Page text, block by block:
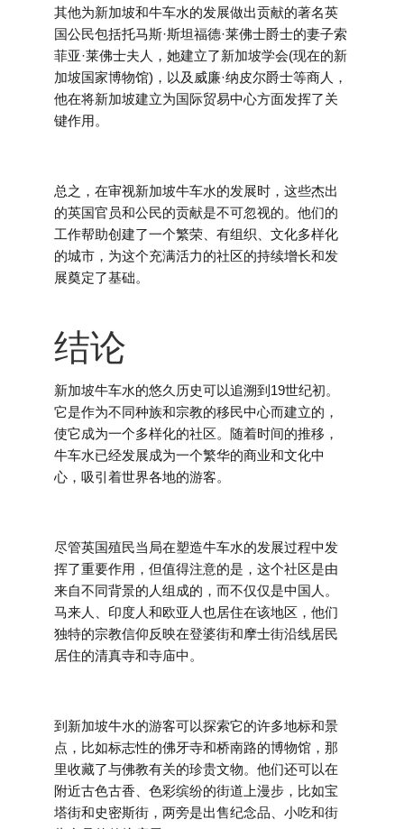
其他为新加坡和牛车水的发展做出贡献的著名英
国公民包括托马斯·斯坦福德·莱佛士爵士的妻子索
菲亚·莱佛士夫人，她建立了新加坡学会(现在的新
加坡国家博物馆)，以及威廉·纳皮尔爵士等商人，
他在将新加坡建立为国际贸易中心方面发挥了关
键作用。
总之，在审视新加坡牛车水的发展时，这些杰出
的英国官员和公民的贡献是不可忽视的。他们的
工作帮助创建了一个繁荣、有组织、文化多样化
的城市，为这个充满活力的社区的持续增长和发
展奠定了基础。
结论
新加坡牛车水的悠久历史可以追溯到19世纪初。
它是作为不同种族和宗教的移民中心而建立的，
使它成为一个多样化的社区。随着时间的推移，
牛车水已经发展成为一个繁华的商业和文化中
心，吸引着世界各地的游客。
尽管英国殖民当局在塑造牛车水的发展过程中发
挥了重要作用，但值得注意的是，这个社区是由
来自不同背景的人组成的，而不仅仅是中国人。
马来人、印度人和欧亚人也居住在该地区，他们
独特的宗教信仰反映在登婆街和摩士街沿线居民
居住的清真寺和寺庙中。
到新加坡牛水的游客可以探索它的许多地标和景
点，比如标志性的佛牙寺和桥南路的博物馆，那
里收藏了与佛教有关的珍贵文物。他们还可以在
附近古色古香、色彩缤纷的街道上漫步，比如宝
塔街和史密斯街，两旁是出售纪念品、小吃和街